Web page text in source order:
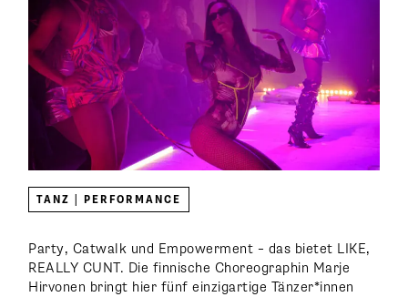
TANZ | PERFORMANCE
Party, Catwalk und Empowerment – das bietet LIKE,
REALLY CUNT. Die finnische Choreographin Marje
Hirvonen bringt hier fünf einzigartige Tänzer*innen